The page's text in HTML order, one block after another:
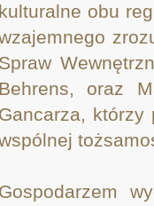
kulturalne obu
Spraw Wewn
Behrens, oraz
Gancarza, którzy
ólnej to
Gospodarzem